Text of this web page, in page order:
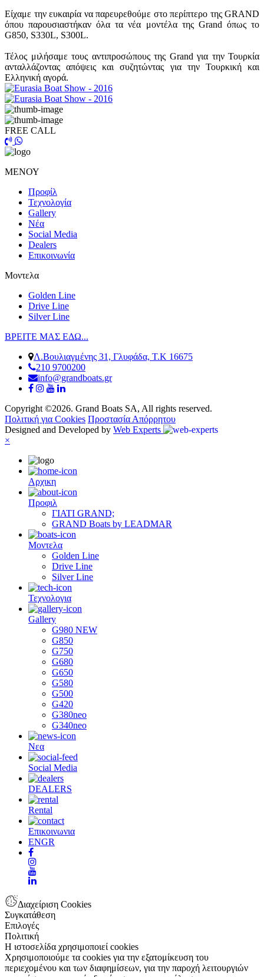
Είχαμε την ευκαιρία να παρευρεθούμε στο περίπτερο της GRAND
όπου παρουσιαστήκαν όλα τα νέα μοντέλα της Grand όπως το
G850, S330L, S300L.
Τέλος μιλήσαμε τους αντιπροσώπους της Grand για την Τουρκία
ανταλλάζοντας απόψεις και συζητώντας για την Τουρκική και
Ελληνική αγορά.
FREE CALL
ΜΕΝΟΥ
Προφίλ
Τεχνολογία
Gallery
Νέα
Social Media
Dealers
Επικοινωνία
Μοντελα
Golden Line
Drive Line
Silver Line
ΒΡΕΙΤΕ ΜΑΣ ΕΔΩ...
Λ.Βουλιαγμένης 31, Γλυφάδα, Τ.Κ 16675
210 9700200
info@grandboats.gr
Copyright ©2026. Grand Boats SA, All rights reserved.
Πολιτική για Cookies Προστασία Απόρρητου
Designed and Developed by Web Experts
×
Αρχικη
Προφιλ
ΓΙΑΤΙ GRAND;
GRAND Boats by LEADMAR
Μοντελα
Golden Line
Drive Line
Silver Line
Τεχνολογια
Gallery
G980 NEW
G850
G750
G680
G650
G580
G500
G420
G380neo
G340neo
Νεα
Social Media
DEALERS
Rental
Επικοινωνια
ENGR
Διαχείριση Cookies
Συγκατάθεση
Επιλογές
Πολιτική
Η ιστοσελίδα χρησιμοποιεί cookies
Χρησιμοποιούμε τα cookies για την εξατομίκευση του
περιεχομένου και των διαφημίσεων, για την παροχή λειτουργιών